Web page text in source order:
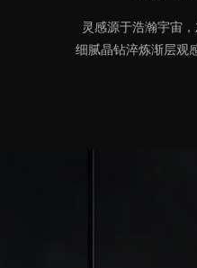
灵感源于浩瀚宇宙
细腻晶钻淬炼渐层观